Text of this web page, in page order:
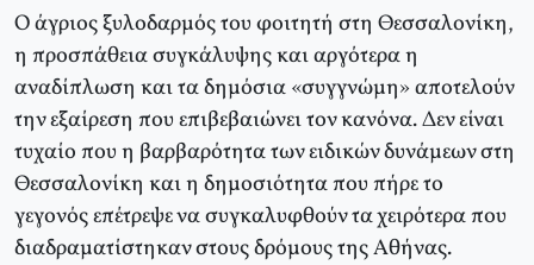
O άγριος ξυλοδαρμός του φοιτητή στη Θεσσαλονίκη,
η προσπάθεια συγκάλυψης και αργότερα η
αναδίπλωση και τα δημόσια «συγγνώμη» αποτελούν
την εξαίρεση που επιβεβαιώνει τον κανόνα. Δεν είναι
τυχαίο που η βαρβαρότητα των ειδικών δυνάμεων στη
Θεσσαλονίκη και η δημοσιότητα που πήρε το
γεγονός επέτρεψε να συγκαλυφθούν τα χειρότερα που
διαδραματίστηκαν στους δρόμους της Aθήνας.